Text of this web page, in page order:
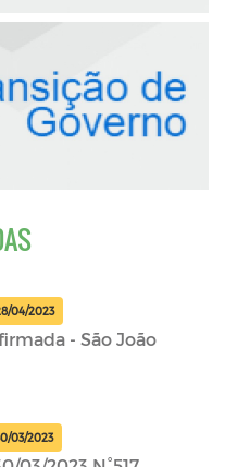
04/2023
- São João
03/2023